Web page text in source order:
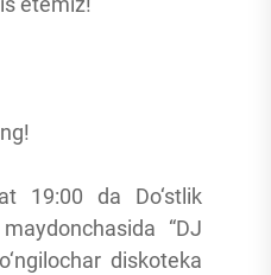
19:00 da Do‘stlik
“DJ
diskoteka